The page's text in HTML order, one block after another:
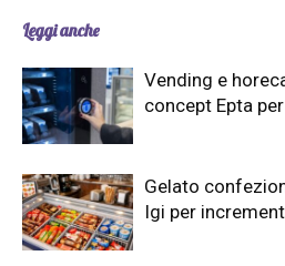
Leggi anche
Vending e
concept Epta
Gelato
Igi per